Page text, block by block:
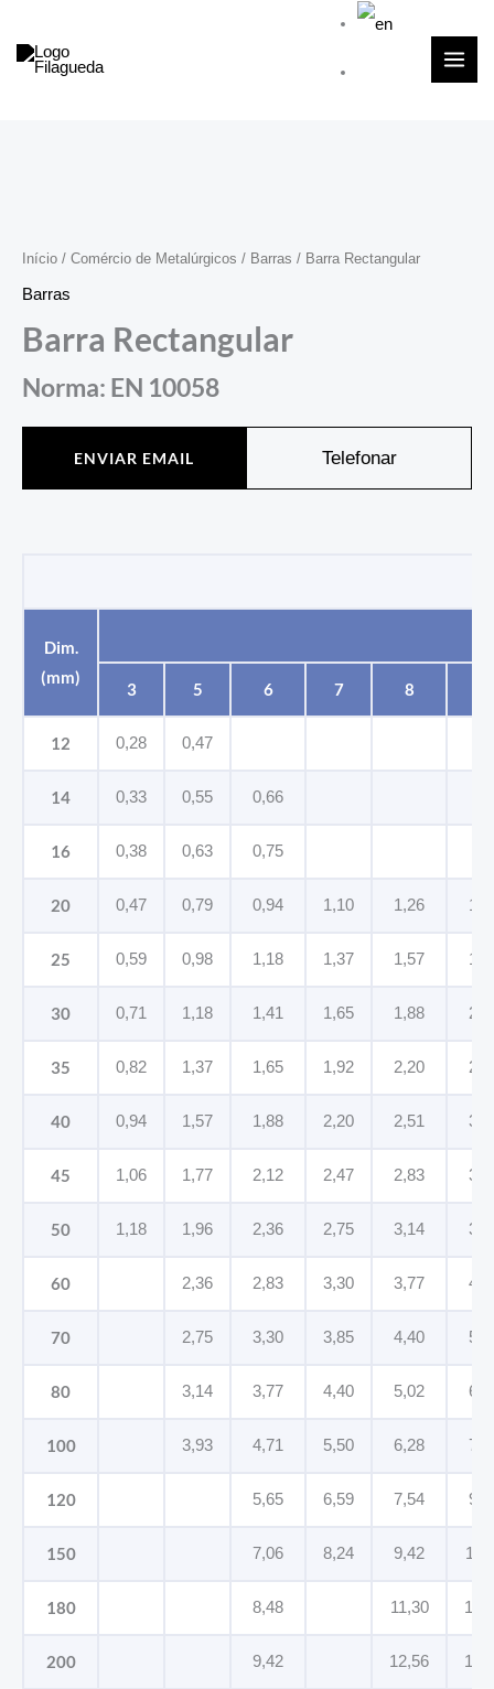
content
Início / Comércio de Metalúrgicos / Barras / Barra Rectangular
Barras
Barra Rectangular
Norma: EN 10058
ENVIAR EMAIL Telefonar
Dim.
(mm)
3 5 6 7 8
12 0,28 0,47
14 0,33 0,55 0,66
16 0,38 0,63 0,75
20 0,47 0,79 0,94 1,10 1,26
25 0,59 0,98 1,18 1,37 1,57
30 0,71 1,18 1,41 1,65 1,88
35 0,82 1,37 1,65 1,92 2,20
40 0,94 1,57 1,88 2,20 2,51
45 1,06 1,77 2,12 2,47 2,83
50 1,18 1,96 2,36 2,75 3,14
60 2,36 2,83 3,30 3,77
70 2,75 3,30 3,85 4,40
80 3,14 3,77 4,40 5,02
100 3,93 4,71 5,50 6,28
120 5,65 6,59 7,54
150 7,06 8,24 9,42
180 8,48 11,30
200 9,42 12,56